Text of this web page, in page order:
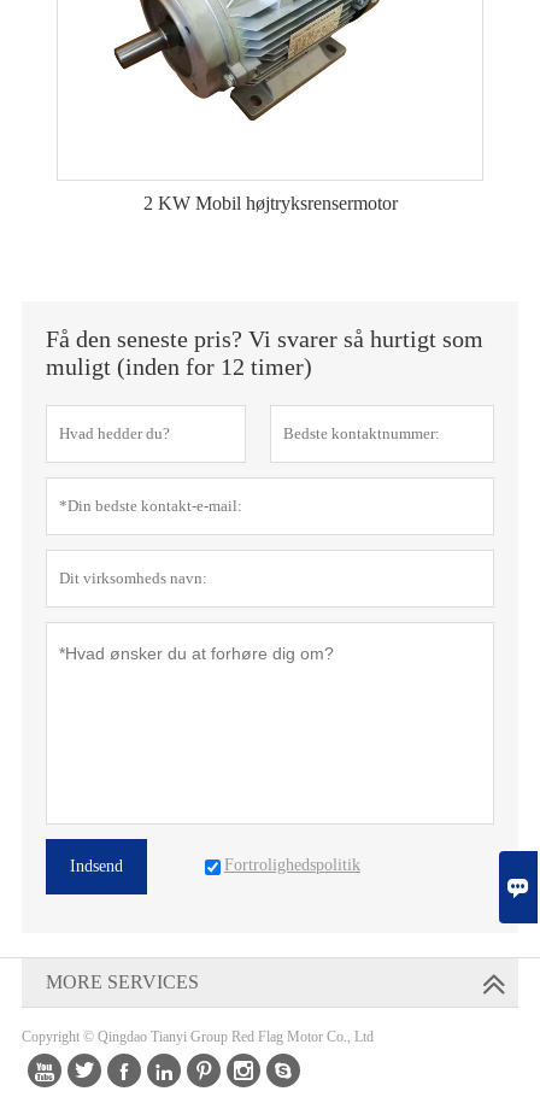

2 KW Mobil højtryksrensermotor
Få den seneste pris? Vi svarer så hurtigt som
muligt (inden for 12 timer)
Indsend Fortrolighedspolitik
MORE SERVICES
Copyright © Qingdao Tianyi Group Red Flag Motor Co., Ltd
      